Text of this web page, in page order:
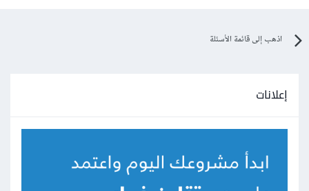
اذهب إلى قائمة الأسئلة
إعلانات